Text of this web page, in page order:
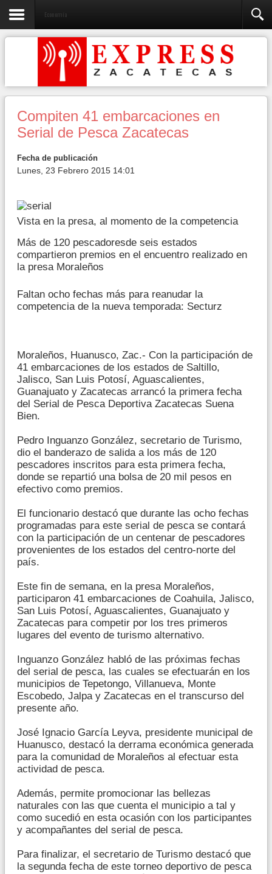
Economía
Compiten 41 embarcaciones en
Serial de Pesca Zacatecas
Fecha de publicación
Lunes, 23 Febrero 2015 14:01
Vista en la presa, al momento de la competencia
Más de 120 pescadoresde seis estados
compartieron premios en el encuentro realizado en
la presa Moraleños
Faltan ocho fechas más para reanudar la
competencia de la nueva temporada: Secturz
Moraleños, Huanusco, Zac.- Con la participación de
41 embarcaciones de los estados de Saltillo,
Jalisco, San Luis Potosí, Aguascalientes,
Guanajuato y Zacatecas arrancó la primera fecha
del Serial de Pesca Deportiva Zacatecas Suena
Bien.
Pedro Inguanzo González, secretario de Turismo,
dio el banderazo de salida a los más de 120
pescadores inscritos para esta primera fecha,
donde se repartió una bolsa de 20 mil pesos en
efectivo como premios.
El funcionario destacó que durante las ocho fechas
programadas para este serial de pesca se contará
con la participación de un centenar de pescadores
provenientes de los estados del centro-norte del
país.
Este fin de semana, en la presa Moraleños,
participaron 41 embarcaciones de Coahuila, Jalisco,
San Luis Potosí, Aguascalientes, Guanajuato y
Zacatecas para competir por los tres primeros
lugares del evento de turismo alternativo.
Inguanzo González habló de las próximas fechas
del serial de pesca, las cuales se efectuarán en los
municipios de Tepetongo, Villanueva, Monte
Escobedo, Jalpa y Zacatecas en el transcurso del
presente año.
José Ignacio García Leyva, presidente municipal de
Huanusco, destacó la derrama económica generada
para la comunidad de Moraleños al efectuar esta
actividad de pesca.
Además, permite promocionar las bellezas
naturales con las que cuenta el municipio a tal y
como sucedió en esta ocasión con los participantes
y acompañantes del serial de pesca.
Para finalizar, el secretario de Turismo destacó que
la segunda fecha de este torneo deportivo de pesca